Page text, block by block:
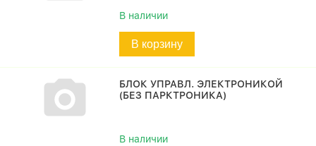
В наличии
В корзину
БЛОК УПРАВЛ. ЭЛЕКТРОНИКОЙ
(БЕЗ ПАРКТРОНИКА)
В наличии